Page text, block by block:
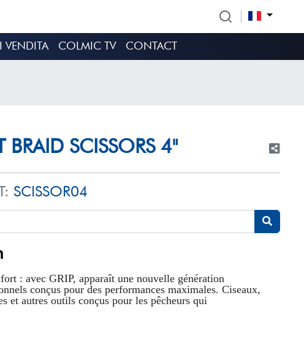
VENDITA COLMIC TV CONTACT
BRAID SCISSORS 4"
SCISSOR04
: avec GRIP, apparaît une nouvelle génération
conçus pour des performances maximales. Ciseaux,
et autres outils conçus pour les pêcheurs qui